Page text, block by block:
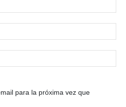
para la próxima vez que